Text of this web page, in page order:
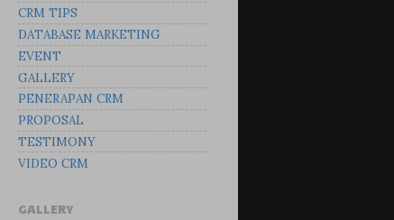
CRM TIPS
DATABASE MARKETING
EVENT
GALLERY
PENERAPAN CRM
PROPOSAL
TESTIMONY
VIDEO CRM
GALLERY